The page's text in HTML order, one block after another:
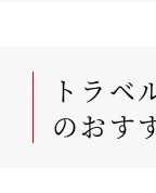
トラベ
のおす